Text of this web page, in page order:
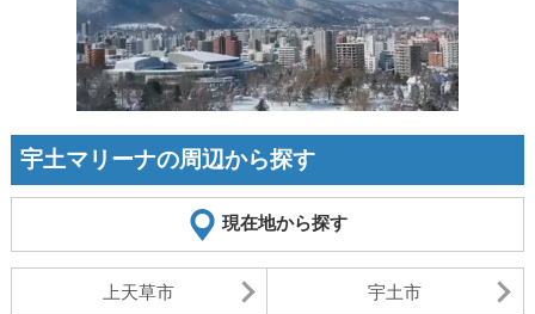
宇土マリーナの周辺から探す
現在地から探す
上天草市 宇土市